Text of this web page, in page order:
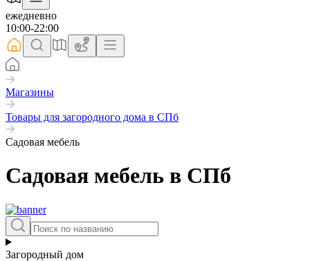
ежедневно
10:00-22:00
Магазины
Товары для загородного дома в СПб
Садовая мебель
Садовая мебель в СПб
Загородный дом